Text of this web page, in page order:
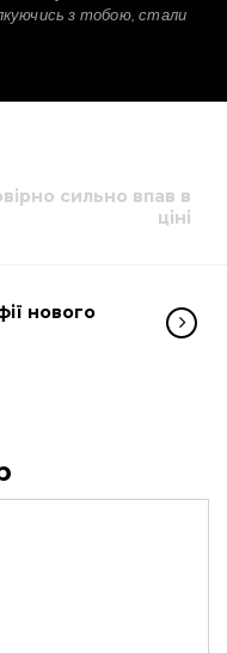
з тобою, стали
сильно впав в
ціні
нового